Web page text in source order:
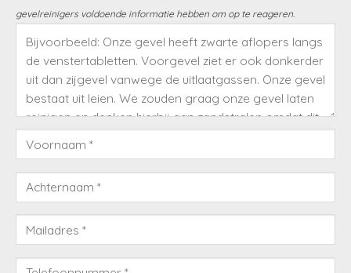
gevelreinigers voldoende informatie hebben om op te reageren.